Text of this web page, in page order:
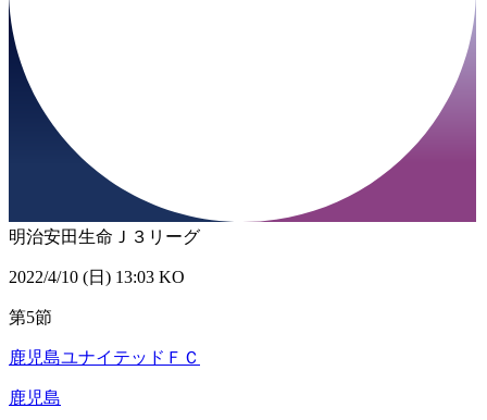
明治安田生命Ｊ３リーグ
2022/4/10 (日) 13:03 KO
第5節
鹿児島ユナイテッドＦＣ
鹿児島